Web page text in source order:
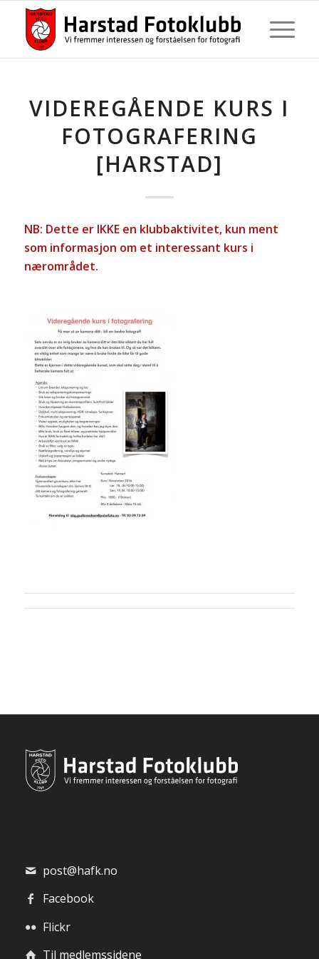
VIDEREGÅENDE KURS I
FOTOGRAFERING
[HARSTAD]
NB: Dette er IKKE en klubbaktivitet, kun ment
som informasjon om et interessant kurs i
nærområdet.
post@hafk.no
Facebook
Flickr
Til medlemssidene